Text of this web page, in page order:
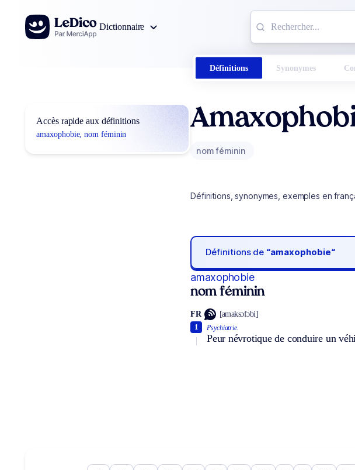
Aller au contenu
Dictionnaire
Définitions Synonymes
Accès rapide aux définitions
amaxophobie, nom féminin
nom féminin
Définitions, synonymes, exemples en
Définitions de “amaxophobie“
amaxophobie
nom féminin
FR [amaksɔfɔbi]
Psychiatrie.
Peur névrotique de conduire un
1